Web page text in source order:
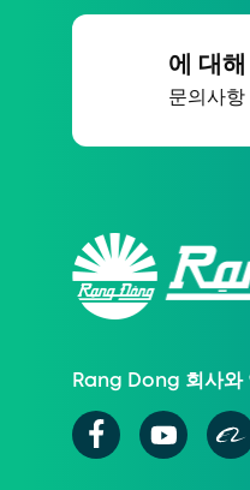
에 대
문의사항
Rang Dong 회사와